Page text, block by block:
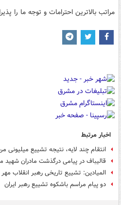
مراتب بالاترین احترامات و توجه ما را
اخبار مرتبط
انتقام چند لایه، نتیجه تشییع میلیونی
قالیباف در پیامی درگذشت مادران
المیادین: تشییع تاریخی رهبر انقلاب
دو پیام مراسم باشکوه تشییع رهبر ایران